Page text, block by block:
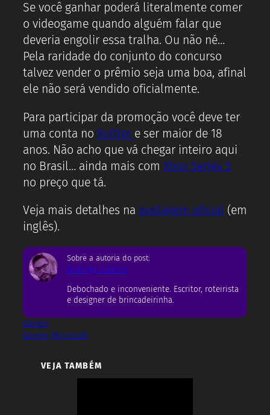
Se você ganhar poderá literalmente comer
o videogame quando alguém falar que
deveria engolir essa tralha. Ou não né…
Pela raridade do conjunto do concurso
talvez vender o prêmio seja uma boa, afinal
ele não será vendido oficialmente.
Para participar da promoção você deve ter
uma conta no Xuitter e ser maior de 18
anos. Não acho que vá chegar inteiro aqui
no Brasil… ainda mais com Xbox Series S
no preço que tá.
Veja mais detalhes na postagem oficial (em
inglês).
Sobre a autoria do post:
Rodrigo Castro
Debochado e inconveniente. Escritor, roteirista
e designer de brincadeirinha.
Games
Games Microsoft
VEJA TAMBÉM